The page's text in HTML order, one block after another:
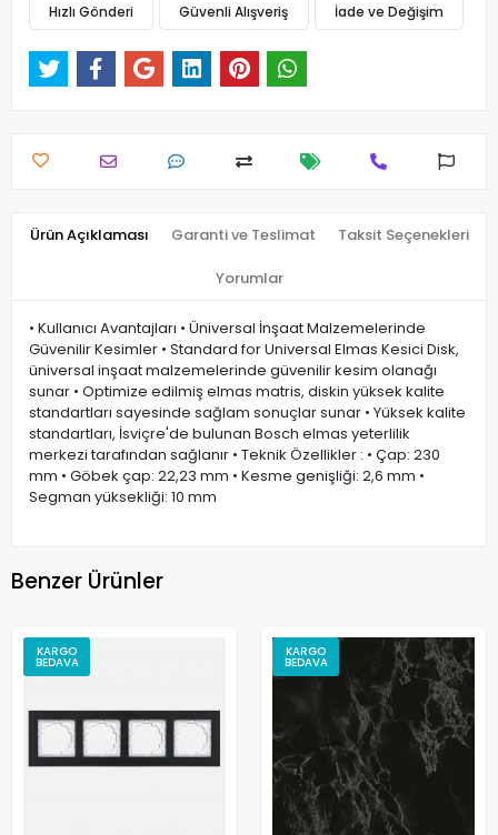
Hızlı Gönderi Güvenli Alışveriş İade ve Değişim
Ürün Açıklaması Garanti ve Teslimat Taksit Seçenekleri
Yorumlar
• Kullanıcı Avantajları • Üniversal İnşaat Malzemelerinde
Güvenilir Kesimler • Standard for Universal Elmas Kesici Disk,
üniversal inşaat malzemelerinde güvenilir kesim olanağı
sunar • Optimize edilmiş elmas matris, diskin yüksek kalite
standartları sayesinde sağlam sonuçlar sunar • Yüksek kalite
standartları, İsviçre'de bulunan Bosch elmas yeterlilik
merkezi tarafından sağlanır • Teknik Özellikler : • Çap: 230
mm • Göbek çap: 22,23 mm • Kesme genişliği: 2,6 mm •
Segman yüksekliği: 10 mm
Benzer Ürünler
KARGO
BEDAVA
KARGO
BEDAVA